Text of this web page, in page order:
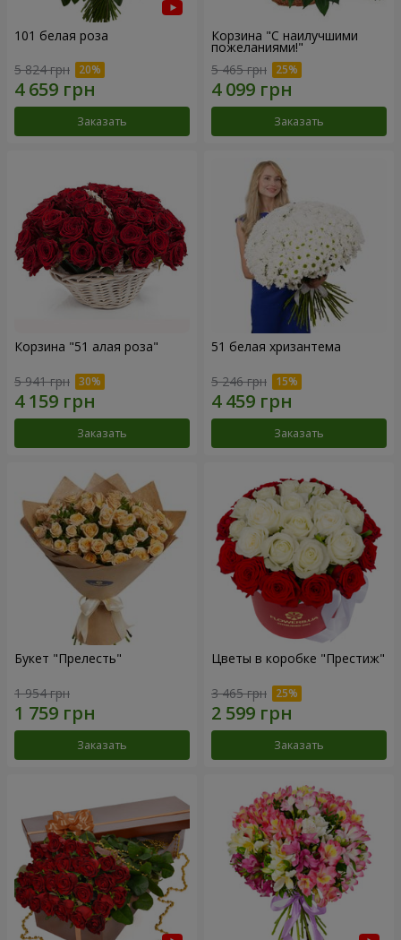
101 белая роза
5 824 грн
Заказать
Корзина "С наилучшими
пожеланиями!"
5 465 грн
Заказать
Корзина "51 алая роза"
5 941 грн
Заказать
51 белая хризантема
5 246 грн
Заказать
Букет "Прелесть"
1 954 грн
Заказать
Цветы в коробке "Престиж"
3 465 грн
Заказать